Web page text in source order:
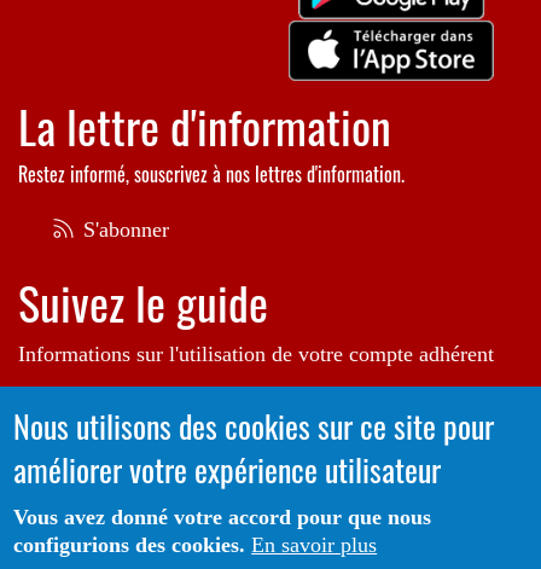
La lettre d'information
Restez informé, souscrivez à nos lettres d'information.
S'abonner
Suivez le guide
Informations sur l'utilisation de votre compte adhérent
Voir le guide
Autrice de l'illustration en bannière:Raphaëlle Michaud
Portail CoLibris® - Copyright© 2026 - LOGIQ Systèmes. Tous
Nous utilisons des cookies sur ce site pour
améliorer votre expérience utilisateur
Vous avez donné votre accord pour que nous
configurions des cookies. En savoir plus